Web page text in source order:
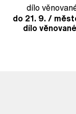
do 21. 9. /
dílo